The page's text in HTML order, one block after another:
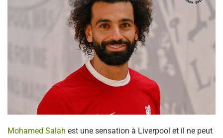
Mohamed Salah est une sensation à Liverpool et il ne peut